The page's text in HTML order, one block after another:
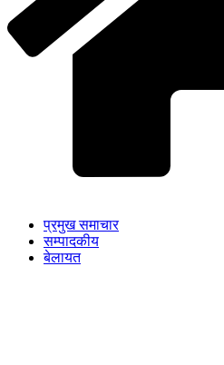
प्रमुख समाचार
सम्पादकीय
बेलायत